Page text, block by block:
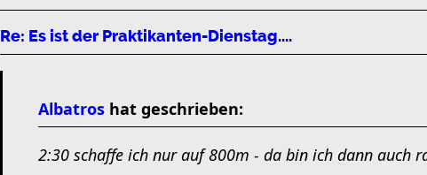
Re: Es ist der Praktikanten-Dienstag....
Albatros hat geschrieben:
2:30 schaffe ich nur auf 800m - da bin ich dann auch